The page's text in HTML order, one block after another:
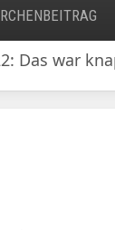
Das war